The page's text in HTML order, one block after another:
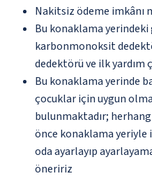
Nakitsiz ödeme imkânı
Bu konaklama
karbonmonoksit
dedektörü ve ilk yardım
Bu konaklama yerinde
çocuklar için uygun
bulunmaktadır;
önce konaklama
oda ayarlayıp
öneririz